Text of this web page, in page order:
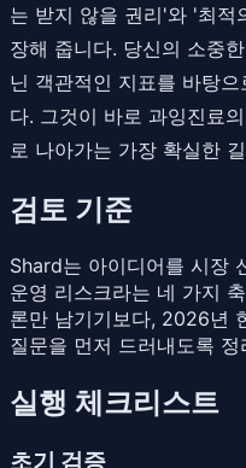
는 받지 않을 권리'와 '최적
장해 줍니다. 당신의 소중
닌 객관적인 지표를 바탕
다. 그것이 바로 과잉진료
로 나아가는 가장 확실한
검토 기준
Shard는 아이디어를 시장
운영 리스크라는 네 가지
론만 남기기보다, 2026년
질문을 먼저 드러내도록 정
실행 체크리스트
초기 검증